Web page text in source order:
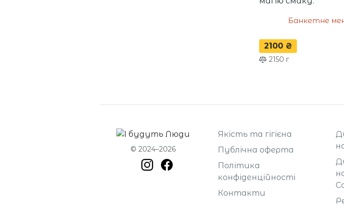
Банкетне
2100 ₴
2150 г
© 2024–2026
Якість та гігієна
Публічна оферта
Політика
конфіденційності
Контакти